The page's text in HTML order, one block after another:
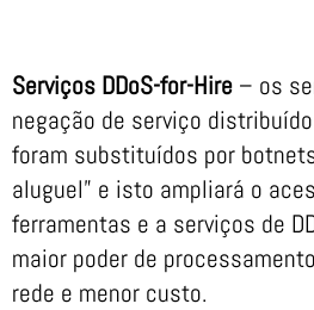
Serviços DDoS-for-Hire – os
negação de serviço distribuído
foram substituídos por
aluguel” e isto ampliará o
ferramentas e a serviços de
maior poder de
rede e menor custo.